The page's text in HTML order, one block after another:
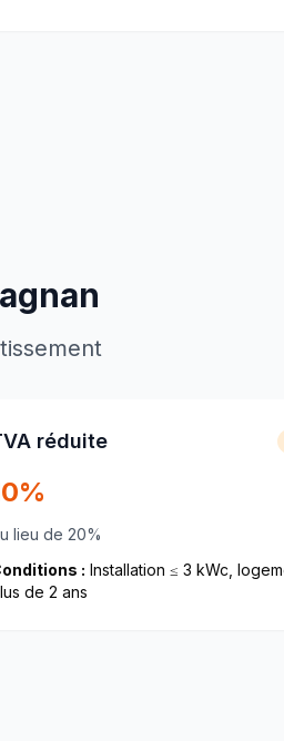
réduite
lieu de 20%
: Installation ≤ 3 kWc,
de 2 ans